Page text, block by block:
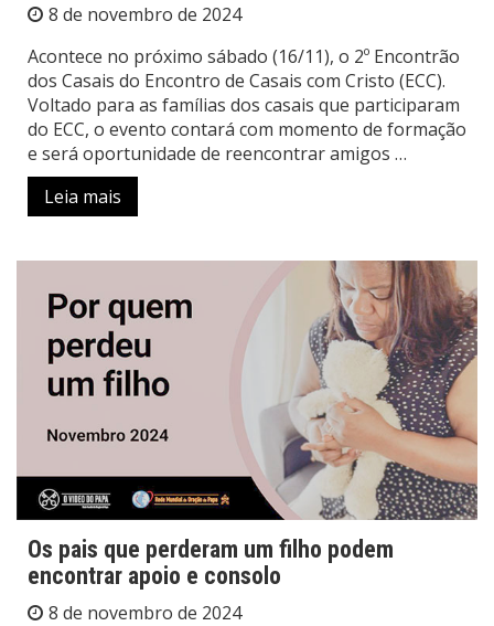
8 de novembro de 2024
Acontece no próximo sábado (16/11), o 2º Encontrão
dos Casais do Encontro de Casais com Cristo (ECC).
Voltado para as famílias dos casais que participaram
do ECC, o evento contará com momento de formação
e será oportunidade de reencontrar amigos …
Leia mais
Os pais que perderam um filho podem
encontrar apoio e consolo
8 de novembro de 2024